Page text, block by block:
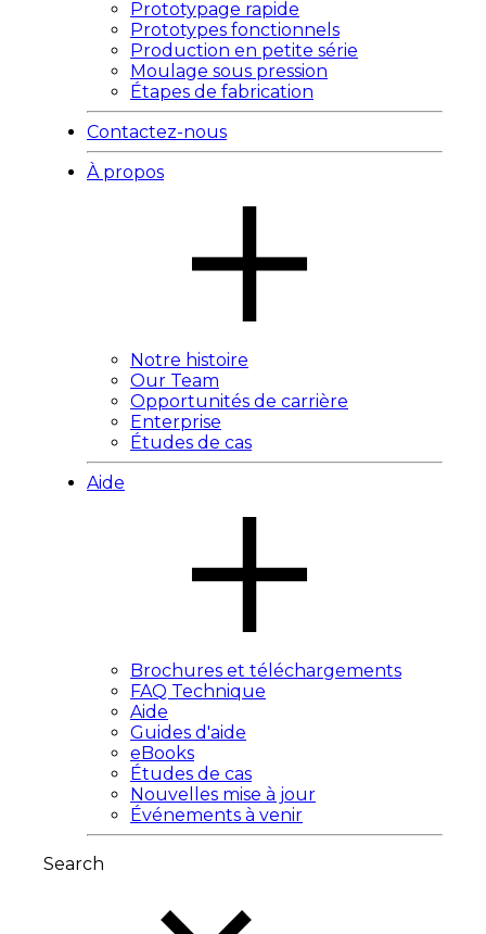
Prototypage rapide
Prototypes fonctionnels
Production en petite série
Moulage sous pression
Étapes de fabrication
Contactez-nous
À propos
Notre histoire
Our Team
Opportunités de carrière
Enterprise
Études de cas
Aide
Brochures et téléchargements
FAQ Technique
Aide
Guides d'aide
eBooks
Études de cas
Nouvelles mise à jour
Événements à venir
Search